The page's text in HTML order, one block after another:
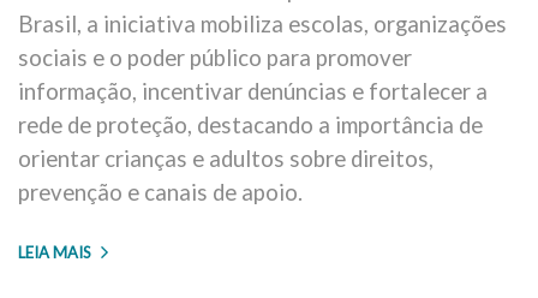
Brasil, a iniciativa mobiliza escolas, organizações
sociais e o poder público para promover
informação, incentivar denúncias e fortalecer a
rede de proteção, destacando a importância de
orientar crianças e adultos sobre direitos,
prevenção e canais de apoio.
LEIA MAIS